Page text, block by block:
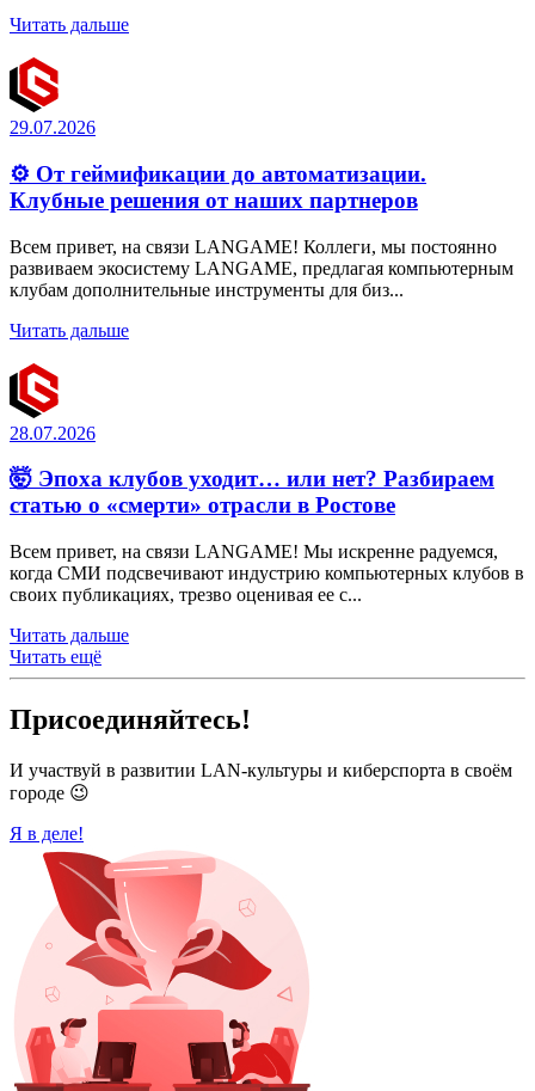
Читать дальше
29.07.2026
⚙️ От геймификации до автоматизации.
Клубные решения от наших партнеров
Всем привет, на связи LANGAME! Коллеги, мы постоянно
развиваем экосистему LANGAME, предлагая компьютерным
клубам дополнительные инструменты для биз...
Читать дальше
28.07.2026
🤯 Эпоха клубов уходит… или нет? Разбираем
статью о «смерти» отрасли в Ростове
Всем привет, на связи LANGAME! Мы искренне радуемся,
когда СМИ подсвечивают индустрию компьютерных клубов в
своих публикациях, трезво оценивая ее с...
Читать дальше
Читать ещё
Присоединяйтесь!
И участвуй в развитии LAN-культуры и киберспорта в своём
городе 😉
Я в деле!